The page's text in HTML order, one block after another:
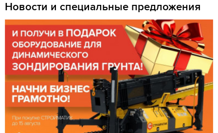
Новости и специальные предложения